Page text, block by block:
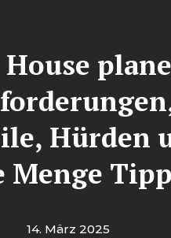
Hürden
Menge
14. März 2025